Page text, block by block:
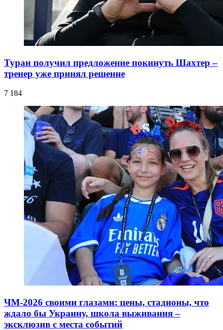
Туран получил предложение покинуть Шахтер –
тренер уже принял решение
7 184
ЧМ-2026 своими глазами: цены, стадионы, что
ждало бы Украину, школа выживания –
эксклюзив с места событий